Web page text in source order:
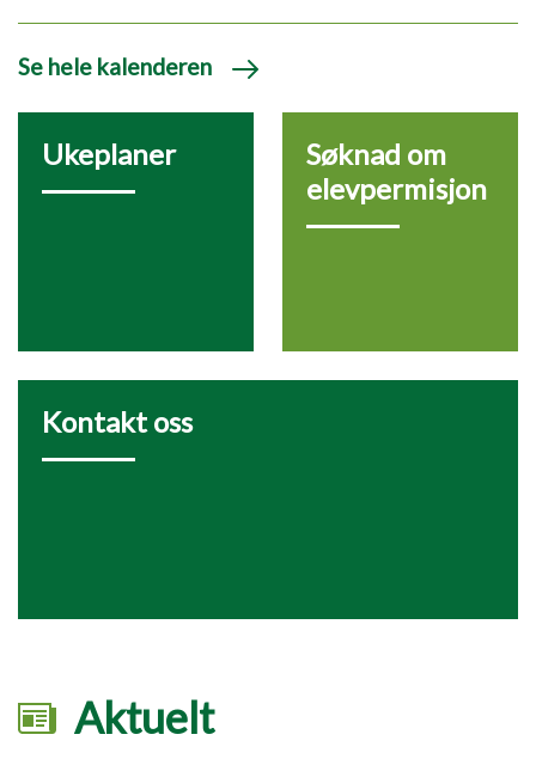
Se hele kalenderen
Ukeplaner
Søknad om
elevpermisjon
Kontakt oss
Aktuelt